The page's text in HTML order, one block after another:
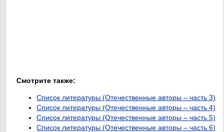
Смотрите также:
Список литературы (Отечественные авторы – часть 3)
Список литературы (Отечественные авторы – часть 4)
Список литературы (Отечественные авторы – часть 5)
Список литературы (Отечественные авторы – часть 6)